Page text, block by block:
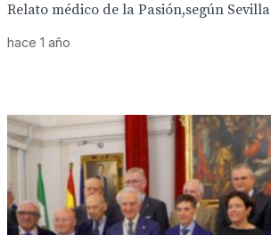
Relato médico de la Pasión,según Sevilla
hace 1 año